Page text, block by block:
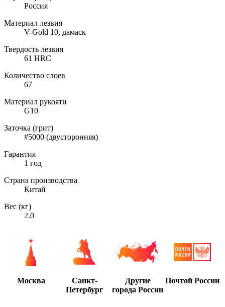
Россия
Материал лезвия
V-Gold 10, дамаск
Твердость лезвия
61 HRC
Количество слоев
67
Материал рукояти
G10
Заточка (грит)
#5000 (двусторонняя)
Гарантия
1 год
Страна производства
Китай
Вес (кг)
2.0
Москва
Санкт-
Петербург
Другие
города России
Почтой России